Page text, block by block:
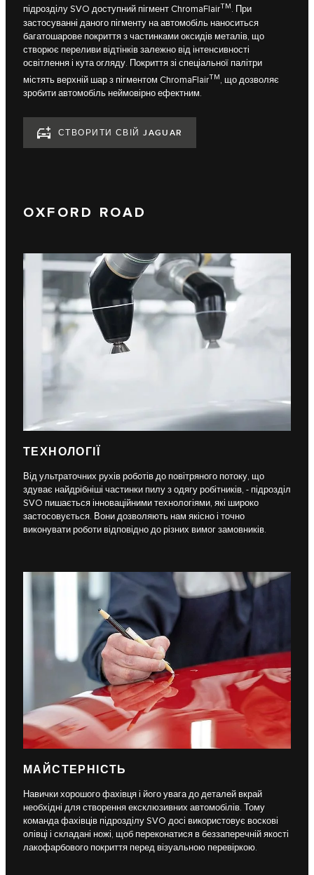
підрозділу SVO доступний пігмент ChromaFlairTM. При
застосуванні даного пігменту на автомобіль наноситься
багатошарове покриття з частинками оксидів металів, що
створює переливи відтінків залежно від інтенсивності
освітлення і кута огляду. Покриття зі спеціальної палітри
містять верхній шар з пігментом ChromaFlairTM, що дозволяє
зробити автомобіль неймовірно ефектним.
СТВОРИТИ СВІЙ JAGUAR
OXFORD ROAD
ТЕХНОЛОГІЇ
Від ультраточних рухів роботів до повітряного потоку, що
здуває найдрібніші частинки пилу з одягу робітників, - підрозділ
SVO пишається інноваційними технологіями, які широко
застосовується. Вони дозволяють нам якісно і точно
виконувати роботи відповідно до різних вимог замовників.
МАЙСТЕРНІСТЬ
Навички хорошого фахівця і його увага до деталей вкрай
необхідні для створення ексклюзивних автомобілів. Тому
команда фахівців підрозділу SVO досі використовує воскові
олівці і складані ножі, щоб переконатися в беззаперечній якості
лакофарбового покриття перед візуальною перевіркою.